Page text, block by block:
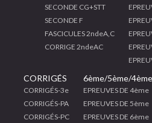
SECONDE CG+STT
SECONDE F
FASCICULES 2ndeA,C
CORRIGE 2ndeAC
CORRIGÉS
CORRIGÉS-3e
CORRIGÉS-PA
CORRIGÉS-PC
6ème/5ème/4ème
EPREUVES DE 4ème
EPREUVES DE 5ème
EPREUVES DE 6ème